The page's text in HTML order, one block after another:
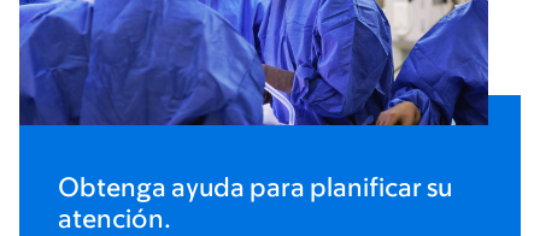
Obtenga ayuda para planificar su
atención.